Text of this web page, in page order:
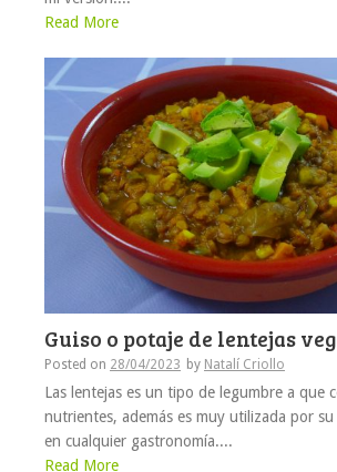
Read More
Guiso o potaje de lentejas
Posted on 28/04/2023 by Natalí Criollo
Las lentejas es un tipo de legumbre a que
nutrientes, además es muy utilizada por
en cualquier gastronomía....
Read More